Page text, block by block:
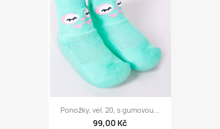
Ponožky, vel. 20, s gumovou...
99,00 Kč